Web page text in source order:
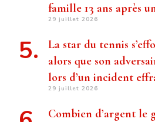
famille 13 ans après
29 juillet 2026
La star du tennis
alors que son
lors d’un incident
29 juillet 2026
Combien d’argent le